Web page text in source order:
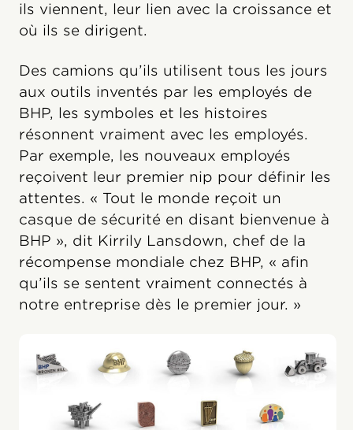
ils viennent, leur lien avec la croissance et
où ils se dirigent.
Des camions qu’ils utilisent tous les jours
aux outils inventés par les employés de
BHP, les symboles et les histoires
résonnent vraiment avec les employés.
Par exemple, les nouveaux employés
reçoivent leur premier nip pour définir les
attentes. « Tout le monde reçoit un
casque de sécurité en disant bienvenue à
BHP », dit Kirrily Lansdown, chef de la
récompense mondiale chez BHP, « afin
qu’ils se sentent vraiment connectés à
notre entreprise dès le premier jour. »